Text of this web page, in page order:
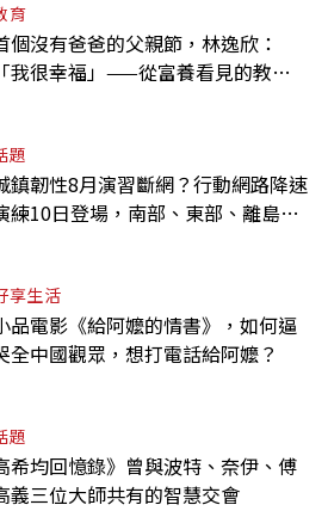
育
個沒有爸爸的父親節，林逸欣：
「我很幸福」——從富養看見的教養
題
鎮韌性8月演習斷網？行動網路降速
練10日登場，南部、東部、離島為
享生活
品電影《給阿嬤的情書》，如何逼
全中國觀眾，想打電話給阿嬤？
題
希均回憶錄》曾與波特、奈伊、傅
義三位大師共有的智慧交會